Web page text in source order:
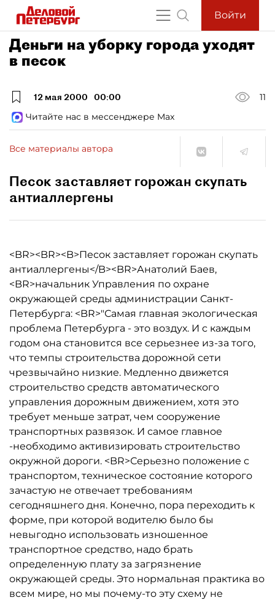
Войти
Деньги на уборку города уходят
в песок
12 мая 2000 00:00
11
Читайте нас в мессенджере Max
Все материалы автора
Песок заставляет горожан скупать
антиаллергены
<BR><BR><B>Песок заставляет горожан скупать
антиаллергены</B><BR>Анатолий Баев,
<BR>начальник Управления по охране
окружающей среды администрации Санкт-
Петербурга: <BR>"Самая главная экологическая
проблема Петербурга - это воздух. И с каждым
годом она становится все серьезнее из-за того,
что темпы строительства дорожной сети
чрезвычайно низкие. Медленно движется
строительство средств автоматического
управления дорожным движением, хотя это
требует меньше затрат, чем сооружение
транспортных развязок. И самое главное
-необходимо активизировать строительство
окружной дороги. <BR>Серьезно положение с
транспортом, техническое состояние которого
зачастую не отвечает требованиям
сегодняшнего дня. Конечно, пора переходить к
форме, при которой водителю было бы
невыгодно использовать изношенное
транспортное средство, надо брать
определенную плату за загрязнение
окружающей среды. Это нормальная практика во
всем мире, но мы почему-то эту схему не